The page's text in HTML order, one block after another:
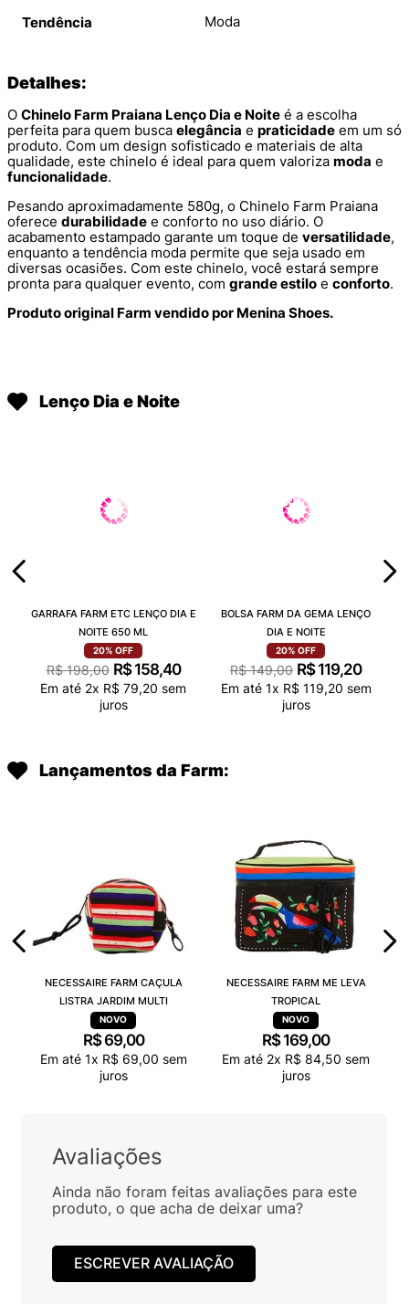
Tendência Moda
Detalhes:
O Chinelo Farm Praiana Lenço Dia e Noite é a escolha
perfeita para quem busca elegância e praticidade em um só
produto. Com um design sofisticado e materiais de alta
qualidade, este chinelo é ideal para quem valoriza moda e
funcionalidade.
Pesando aproximadamente 580g, o Chinelo Farm Praiana
oferece durabilidade e conforto no uso diário. O
acabamento estampado garante um toque de versatilidade,
enquanto a tendência moda permite que seja usado em
diversas ocasiões. Com este chinelo, você estará sempre
pronta para qualquer evento, com grande estilo e conforto.
Produto original Farm vendido por Menina Shoes.
Lenço Dia e Noite
GARRAFA FARM ETC LENÇO DIA E
NOITE 650 ML
20% OFF
R$ 198,00 R$ 158,40
Em até 2x R$ 79,20 sem
juros
BOLSA FARM DA GEMA LENÇO
DIA E NOITE
20% OFF
R$ 149,00 R$ 119,20
Em até 1x R$ 119,20 sem
juros
Lançamentos da Farm:
NECESSAIRE FARM CAÇULA
LISTRA JARDIM MULTI
R$ 69,00
Em até 1x R$ 69,00 sem
juros
NECESSAIRE FARM ME LEVA
TROPICAL
R$ 169,00
Em até 2x R$ 84,50 sem
juros
Avaliações
Ainda não foram feitas avaliações para este
produto, o que acha de deixar uma?
ESCREVER AVALIAÇÃO